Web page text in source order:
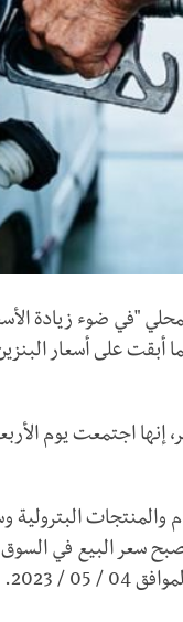
"في ضوء زيادة
أبقت على أسعار
اجتمعت يوم
والمنتجات
/ 2023.